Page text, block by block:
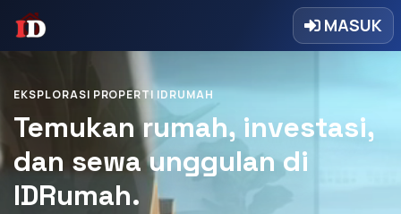
MASUK
EKSPLORASI PROPERTI IDRUMAH
Temukan rumah, investasi,
dan sewa unggulan di
IDRumah.